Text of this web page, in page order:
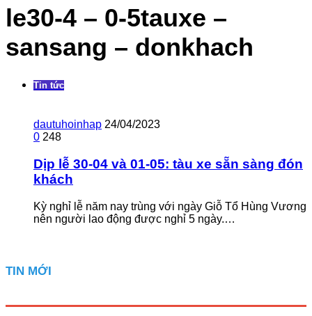
le30-4 – 0-5tauxe –
sansang – donkhach
Tin tức
dautuhoinhap 24/04/2023
0 248
Dịp lễ 30-04 và 01-05: tàu xe sẵn sàng đón
khách
Kỳ nghỉ lễ năm nay trùng với ngày Giỗ Tổ Hùng Vương
nên người lao động được nghỉ 5 ngày.…
TIN MỚI